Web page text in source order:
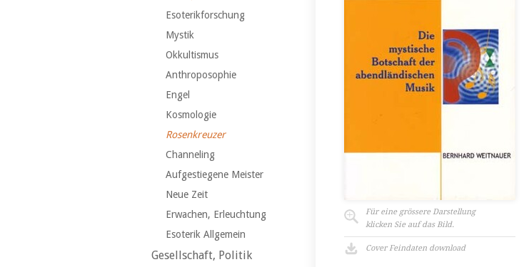
Esoterikforschung
Mystik
Okkultismus
Anthroposophie
Engel
Kosmologie
Rosenkreuzer
Channeling
Aufgestiegene Meister
Neue Zeit
Erwachen, Erleuchtung
Esoterik Allgemein
Gesellschaft, Politik
Für eine grössere Darstellung
klicken Sie auf das Bild.
Cover Feindaten download